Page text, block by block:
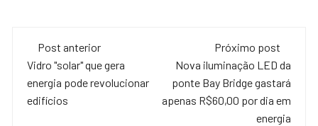
e
b
o
er s
A
Navegação
de
post
Post anterior
Vidro "solar" que gera
energia pode revolucionar
edifícios
Próximo post
Nova iluminação LED da
ponte Bay Bridge gastará
apenas R$60,00 por dia em
energia